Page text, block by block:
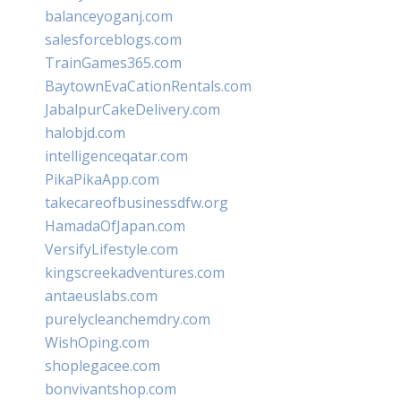
balanceyoganj.com
salesforceblogs.com
TrainGames365.com
BaytownEvaCationRentals.com
JabalpurCakeDelivery.com
halobjd.com
intelligenceqatar.com
PikaPikaApp.com
takecareofbusinessdfw.org
HamadaOfJapan.com
VersifyLifestyle.com
kingscreekadventures.com
antaeuslabs.com
purelycleanchemdry.com
WishOping.com
shoplegacee.com
bonvivantshop.com